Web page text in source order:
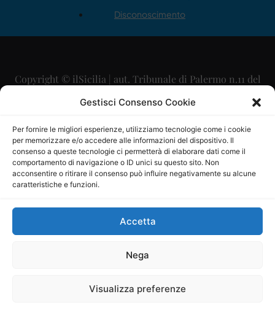
Gestisci Consenso Cookie
Per fornire le migliori esperienze, utilizziamo tecnologie come i cookie
per memorizzare e/o accedere alle informazioni del dispositivo. Il
consenso a queste tecnologie ci permetterà di elaborare dati come il
comportamento di navigazione o ID unici su questo sito. Non
acconsentire o ritirare il consenso può influire negativamente su alcune
caratteristiche e funzioni.
Accetta
Nega
Visualizza preferenze
Disconoscimento
Copyright © ilSicilia | aut. Tribunale di Palermo n.11 del
29/09/2015
Direttore Editoriale: Maurizio Scaglione
Direttore Responsabile: Maria Calabrese
P.IVA: 06334930820
Mercurio Comunicazione Società Cooperativa a r.l. è
iscritta al Registro degli Operatori di Comunicazione al
Sito gestito daLa Digitale srl–info@ladigitale.it